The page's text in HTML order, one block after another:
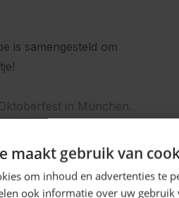
is samengesteld om
in München.
ski feestjes hebben
jurkje is van een
Excl kousen.
maakt gebruik van
om inhoud en advertenties te
ook informatie over uw